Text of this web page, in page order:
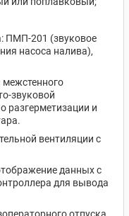
ПМП-201 (звуковое
насоса налива),
звуковой
разгерметизации и
вентиляции с
данных с
для вывода